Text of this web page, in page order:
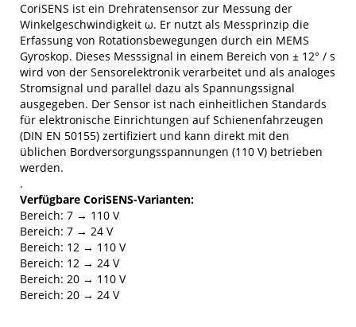
CoriSENS ist ein Drehratensensor zur Messung der
Winkelgeschwindigkeit ω. Er nutzt als Messprinzip die
Erfassung von Rotationsbewegungen durch ein MEMS
Gyroskop. Dieses Messsignal in einem Bereich von ± 12° / s
wird von der Sensorelektronik verarbeitet und als analoges
Stromsignal und parallel dazu als Spannungssignal
ausgegeben. Der Sensor ist nach einheitlichen Standards
für elektronische Einrichtungen auf Schienenfahrzeugen
(DIN EN 50155) zertifiziert und kann direkt mit den
üblichen Bordversorgungsspannungen (110 V) betrieben
werden.
.
Verfügbare CoriSENS-Varianten:
Bereich: 7 → 110 V
Bereich: 7 → 24 V
Bereich: 12 → 110 V
Bereich: 12 → 24 V
Bereich: 20 → 110 V
Bereich: 20 → 24 V